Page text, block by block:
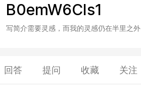
B0emW6CIs1
写简介需要灵感，而我的灵感仍在半里之外
回答 提问 收藏 关注